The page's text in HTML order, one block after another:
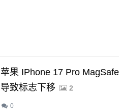
苹果 IPhone 17 Pro
导致标志下移
2
0